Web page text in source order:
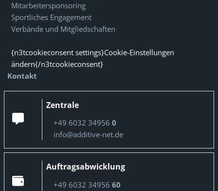
Mitarbeitersponsoring
Sportliches Engagement
Verbände und Mitgliedschaften
{n3tcookieconsent settings}Cookie-Einstellungen
ändern{/n3tcookieconsent}
Kontakt
Zentrale
+49 6032 34956 0
info@additive-net.de
Auftragsabwicklung
+49 6032 34956 60